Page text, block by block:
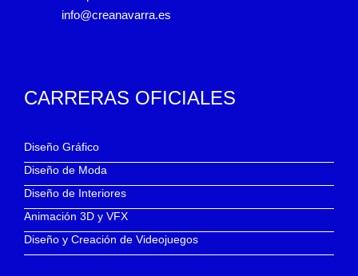
info@creanavarra.es
CARRERAS OFICIALES
Diseño Gráfico
Diseño de Moda
Diseño de Interiores
Animación 3D y VFX
Diseño y Creación de Videojuegos